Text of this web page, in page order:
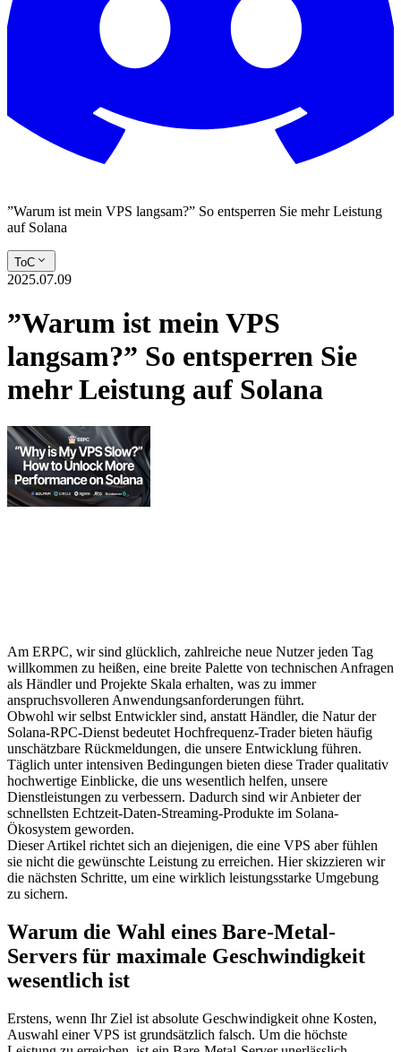
”Warum ist mein VPS langsam?” So entsperren Sie mehr Leistung
auf Solana
ToC
2025.07.09
”Warum ist mein VPS
langsam?” So entsperren Sie
mehr Leistung auf Solana
Am ERPC, wir sind glücklich, zahlreiche neue Nutzer jeden Tag
willkommen zu heißen, eine breite Palette von technischen Anfragen
als Händler und Projekte Skala erhalten, was zu immer
anspruchsvolleren Anwendungsanforderungen führt.
Obwohl wir selbst Entwickler sind, anstatt Händler, die Natur der
Solana-RPC-Dienst bedeutet Hochfrequenz-Trader bieten häufig
unschätzbare Rückmeldungen, die unsere Entwicklung führen.
Täglich unter intensiven Bedingungen bieten diese Trader qualitativ
hochwertige Einblicke, die uns wesentlich helfen, unsere
Dienstleistungen zu verbessern. Dadurch sind wir Anbieter der
schnellsten Echtzeit-Daten-Streaming-Produkte im Solana-
Ökosystem geworden.
Dieser Artikel richtet sich an diejenigen, die eine VPS aber fühlen
sie nicht die gewünschte Leistung zu erreichen. Hier skizzieren wir
die nächsten Schritte, um eine wirklich leistungsstarke Umgebung
zu sichern.
Warum die Wahl eines Bare-Metal-
Servers für maximale Geschwindigkeit
wesentlich ist
Erstens, wenn Ihr Ziel ist absolute Geschwindigkeit ohne Kosten,
Auswahl einer VPS ist grundsätzlich falsch. Um die höchste